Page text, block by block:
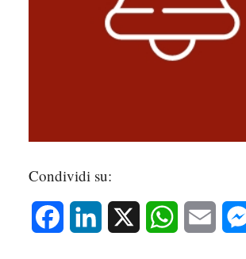
Condividi su:
Facebook LinkedIn WhatsAppEmail